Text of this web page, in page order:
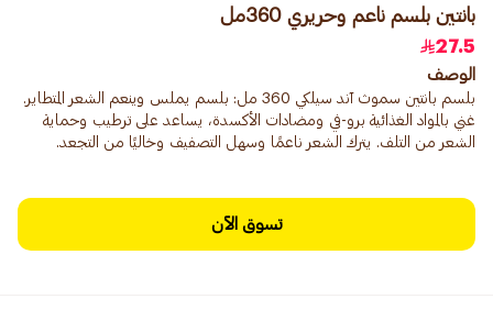
بانتين بلسم ناعم وحريري 360مل
27.5
الوصف
بلسم بانتين سموث آند سيلكي 360 مل: بلسم يملس وينعم الشعر المتطاير.
غني بالمواد الغذائية برو-في ومضادات الأكسدة، يساعد على ترطيب وحماية
الشعر من التلف. يترك الشعر ناعمًا وسهل التصفيف وخاليًا من التجعد.
تسوق الآن